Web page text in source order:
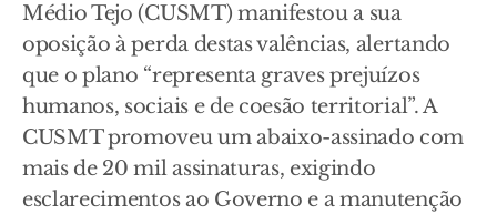
Médio Tejo (CUSMT) manifestou a sua
oposição à perda destas valências, alertando
que o plano “representa graves prejuízos
humanos, sociais e de coesão territorial”. A
CUSMT promoveu um abaixo-assinado com
mais de 20 mil assinaturas, exigindo
esclarecimentos ao Governo e a manutenção